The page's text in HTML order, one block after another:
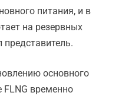
питания, и в
на резервных
представитель.
основного
FLNG временно